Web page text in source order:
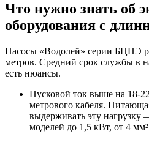
Что нужно знать об
оборудования с
Насосы «Водолей» серии БЦПЭ
метров. Средний срок службы в
есть нюансы.
Пусковой ток выше на 18-
метрового кабеля.
выдерживать эту нагрузку
моделей до 1,5 кВт, от 4